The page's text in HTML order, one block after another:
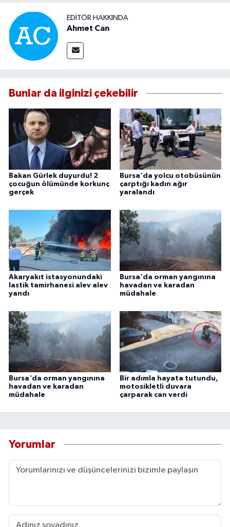
EDITÖR HAKKINDA
Ahmet Can
Bunlar da ilginizi çekebilir
Bakan Gürlek duyurdu! 2
çocuğun ölümünde korkunç
gerçek
Bursa'da yolcu otobüsünün
çarptığı kadın ağır
yaralandı
Akaryakıt istasyonundaki
lastik tamirhanesi alev alev
yandı
Bursa'da orman yangınına
havadan ve karadan
müdahale
Bursa'da orman yangınına
havadan ve karadan
müdahale
Bir adımla hayata tutundu,
motosikletli duvara
çarparak can verdi
Yorumlar